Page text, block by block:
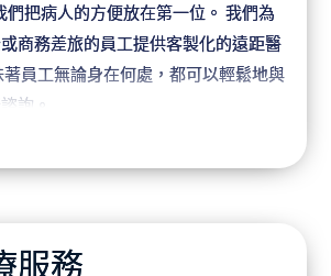
們把病人的方便放在第一位。 我們為
商務差旅的員工提供客製化的遠距醫
員工無論身在何處，都可以輕鬆地與
詢。
本人，也包括其配偶和子女。 我們致
注來滿足他們的健康需求。 選擇濟諾
服務